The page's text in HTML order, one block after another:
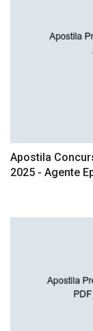
Apostila
2025 - Agente